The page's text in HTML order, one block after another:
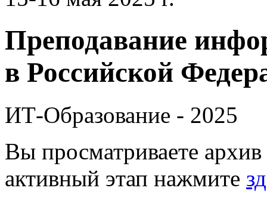
Преподавание
в Российской
ИТ-Образование - 2025
Вы просматриваете
активный этап нажмите